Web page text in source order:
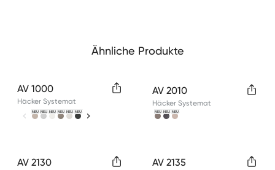
Ähnliche Produkte
AV 1000
Häcker Systemat
Available colors
NEU NEU NEU NEU NEU NEU
AV 2010
Häcker Systemat
Available colors
NEU NEU NEU
AV 2130
Available colors AV 2135
Available colors